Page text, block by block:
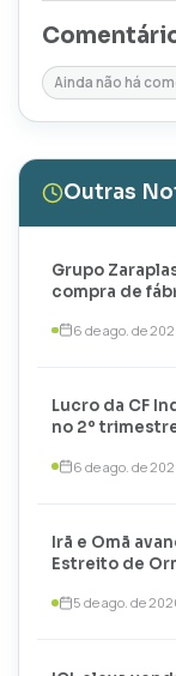
Ainda não há
Outras
Grupo
compra de
6 de ago. de
Lucro da CF
no 2º
6 de ago. de
Irã e Omã
Estreito de
5 de ago. de